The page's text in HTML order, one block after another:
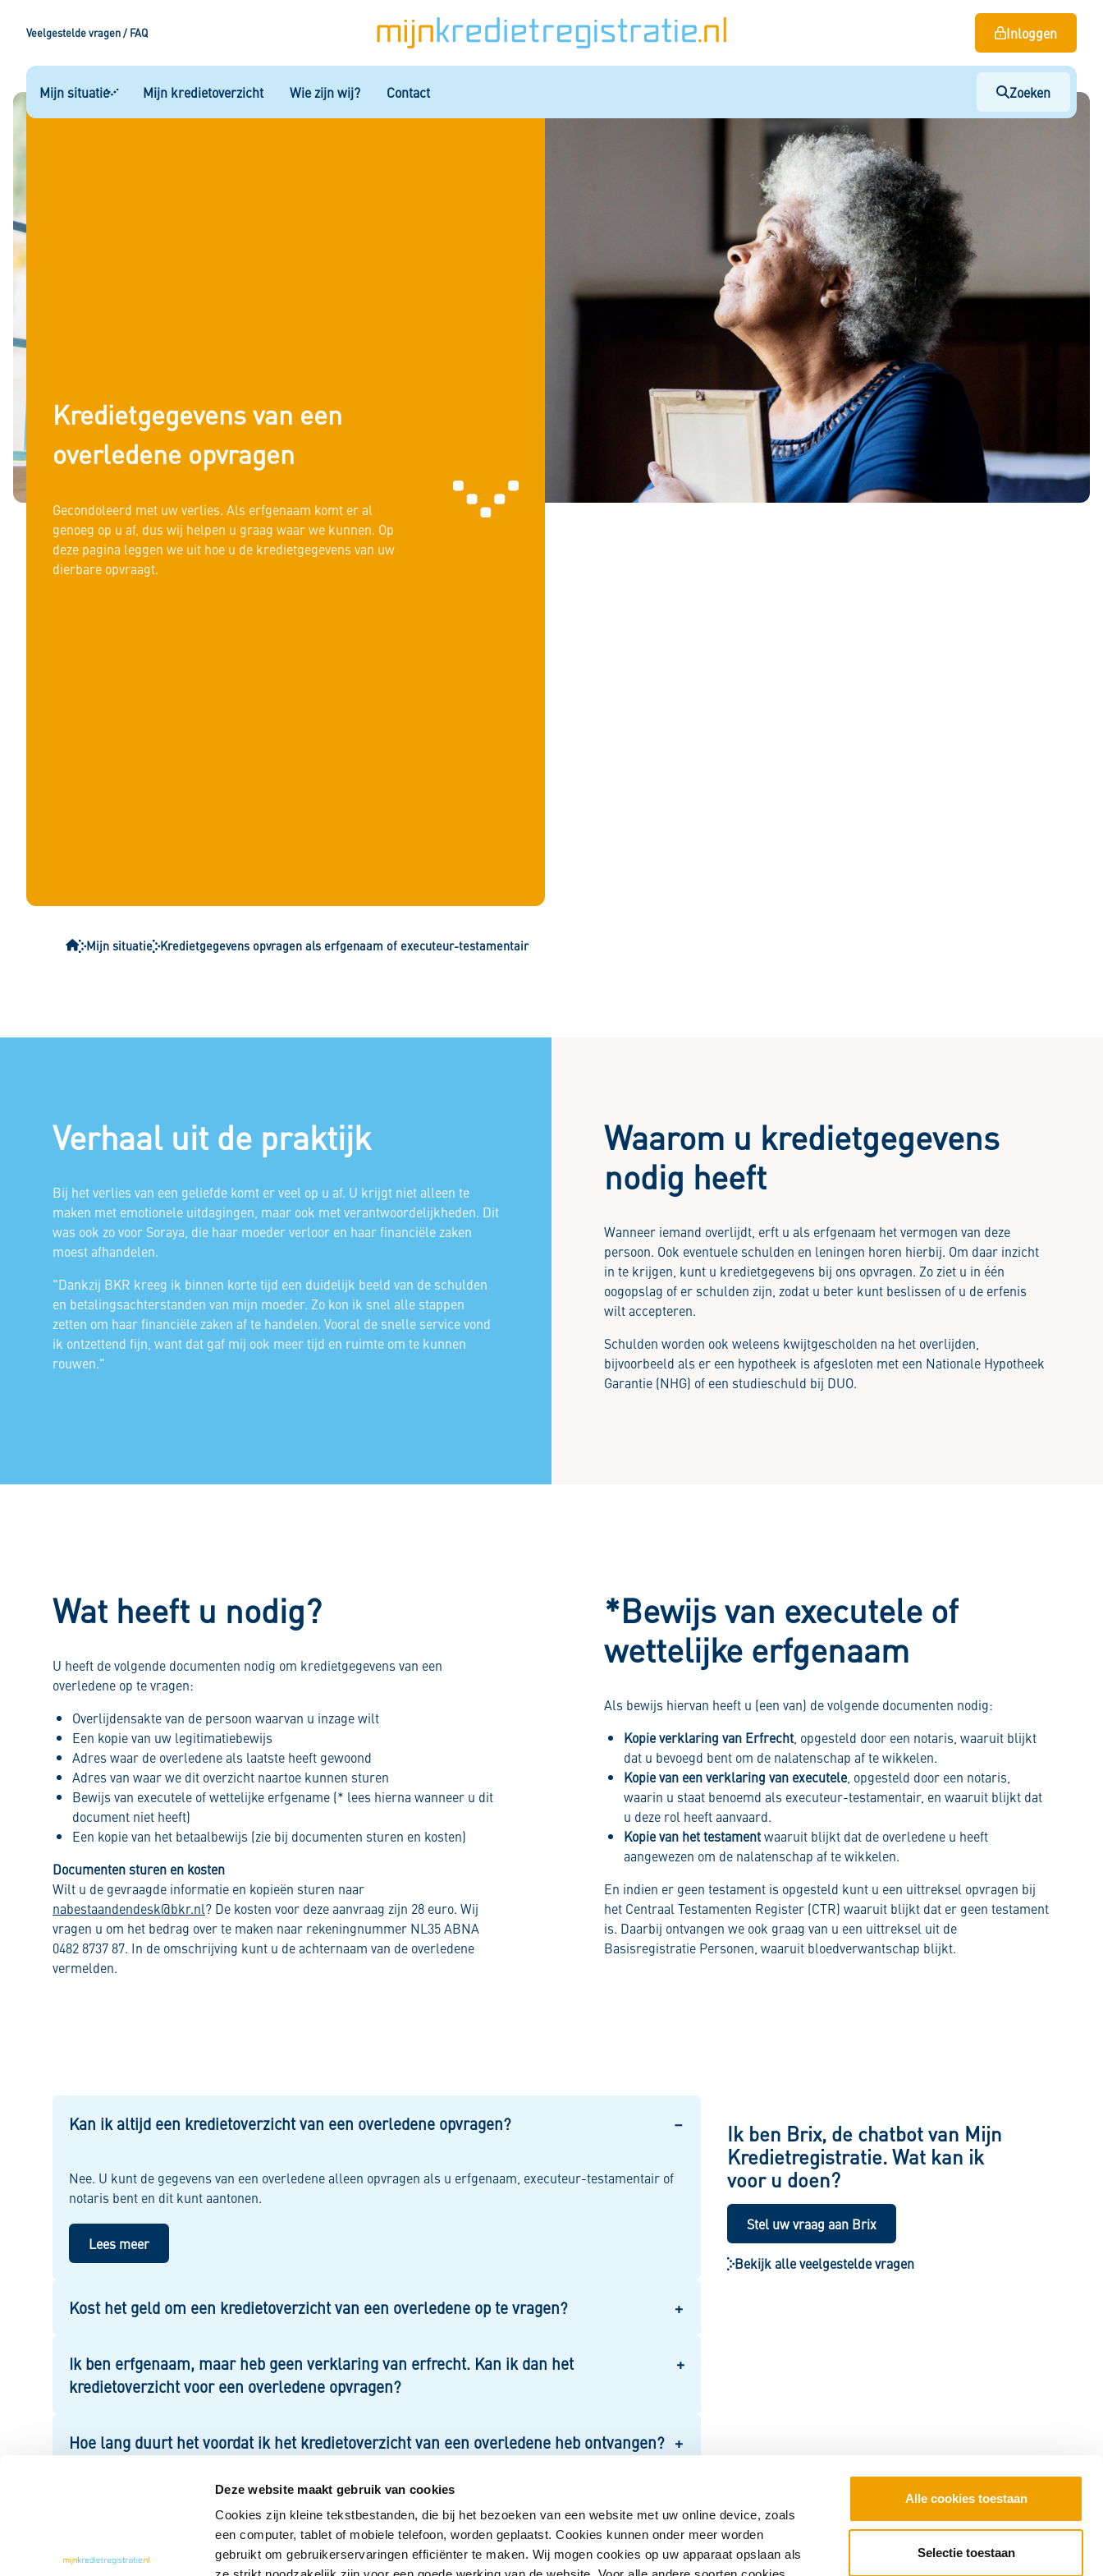
Deze website maakt gebruik van cookies
Cookies zijn kleine tekstbestanden, die bij het bezoeken van een website met uw online device, zoals
een computer, tablet of mobiele telefoon, worden geplaatst. Cookies kunnen onder meer worden
gebruikt om gebruikerservaringen efficiënter te maken. Wij mogen cookies op uw apparaat opslaan als
Alle cookies toestaan
Selectie toestaan
Veelgestelde vragen / FAQ Inloggen
Mijn situatie
Kredietgegevens opvragen door een bewindvoerder of gemachtigde
Kredietgegevens opvragen als erfgenaam of executeur-testamentair
Mijn kredietoverzicht Wie zijn wij? Contact Zoeken
Kredietgegevens van een
overledene opvragen
Gecondoleerd met uw verlies. Als erfgenaam komt er al
genoeg op u af, dus wij helpen u graag waar we kunnen. Op
deze pagina leggen we uit hoe u de kredietgegevens van uw
dierbare opvraagt.
Mijn situatie Kredietgegevens opvragen als erfgenaam of executeur-testamentair
Verhaal uit de praktijk
Bij het verlies van een geliefde komt er veel op u af. U krijgt niet alleen te
maken met emotionele uitdagingen, maar ook met verantwoordelijkheden. Dit
was ook zo voor Soraya, die haar moeder verloor en haar financiële zaken
moest afhandelen.
"Dankzij BKR kreeg ik binnen korte tijd een duidelijk beeld van de schulden
en betalingsachterstanden van mijn moeder. Zo kon ik snel alle stappen
zetten om haar financiële zaken af te handelen. Vooral de snelle service vond
ik ontzettend fijn, want dat gaf mij ook meer tijd en ruimte om te kunnen
rouwen."
Waarom u kredietgegevens
nodig heeft
Wanneer iemand overlijdt, erft u als erfgenaam het vermogen van deze
persoon. Ook eventuele schulden en leningen horen hierbij. Om daar inzicht
in te krijgen, kunt u kredietgegevens bij ons opvragen. Zo ziet u in één
oogopslag of er schulden zijn, zodat u beter kunt beslissen of u de erfenis
wilt accepteren.
Schulden worden ook weleens kwijtgescholden na het overlijden,
bijvoorbeeld als er een hypotheek is afgesloten met een Nationale Hypotheek
Garantie (NHG) of een studieschuld bij DUO.
Wat heeft u nodig?
U heeft de volgende documenten nodig om kredietgegevens van een
overledene op te vragen:
Overlijdensakte van de persoon waarvan u inzage wilt
Een kopie van uw legitimatiebewijs
Adres waar de overledene als laatste heeft gewoond
Adres van waar we dit overzicht naartoe kunnen sturen
Bewijs van executele of wettelijke erfgename (* lees hierna wanneer u dit
document niet heeft)
Een kopie van het betaalbewijs (zie bij documenten sturen en kosten)
Documenten sturen en kosten
Wilt u de gevraagde informatie en kopieën sturen naar
nabestaandendesk@bkr.nl? De kosten voor deze aanvraag zijn 28 euro. Wij
vragen u om het bedrag over te maken naar rekeningnummer NL35 ABNA
0482 8737 87. In de omschrijving kunt u de achternaam van de overledene
vermelden.
*Bewijs van executele of
wettelijke erfgenaam
Als bewijs hiervan heeft u (een van) de volgende documenten nodig:
Kopie verklaring van Erfrecht, opgesteld door een notaris, waaruit blijkt
dat u bevoegd bent om de nalatenschap af te wikkelen.
Kopie van een verklaring van executele, opgesteld door een notaris,
waarin u staat benoemd als executeur-testamentair, en waaruit blijkt dat
u deze rol heeft aanvaard.
Kopie van het testamentwaaruit blijkt dat de overledene u heeft
aangewezen om de nalatenschap af te wikkelen.
En indien er geen testament is opgesteld kunt u een uittreksel opvragen bij
het Centraal Testamenten Register (CTR) waaruit blijkt dat er geen testament
is. Daarbij ontvangen we ook graag van u een uittreksel uit de
Basisregistratie Personen, waaruit bloedverwantschap blijkt.
Kan ik altijd een kredietoverzicht van een overledene opvragen?
Nee. U kunt de gegevens van een overledene alleen opvragen als u erfgenaam, executeur-testamentair of
notaris bent en dit kunt aantonen.
Lees meer
Kost het geld om een kredietoverzicht van een overledene op te vragen?
Ik ben erfgenaam, maar heb geen verklaring van erfrecht. Kan ik dan het
kredietoverzicht voor een overledene opvragen?
Hoe lang duurt het voordat ik het kredietoverzicht van een overledene heb ontvangen?
Kan een notaris ook zelf een kredietoverzicht van een overledene opvragen?
Ik ben Brix, de chatbot van Mijn
Kredietregistratie. Wat kan ik
voor u doen?
Stel uw vraag aan Brix
Bekijk alle veelgestelde vragen